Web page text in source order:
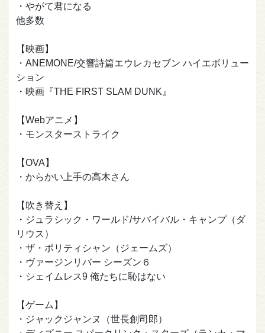
・やがて君になる
他多数
【映画】
・ANEMONE/交響詩篇エウレカセブン ハイエボリュー
ション
・映画『THE FIRST SLAM DUNK』
【Webアニメ】
・モンスターストライク
【OVA】
・からかい上手の高木さん
【吹き替え】
・ジュラシック・ワールド/サバイバル・キャンプ（ダ
リウス）
・ザ・ポリティシャン（ジェームズ）
・ヴァージンリバー シーズン６
・シェイムレス9 俺たちに恥はない
【ゲーム】
・ジャックジャンヌ（世長創司郎）